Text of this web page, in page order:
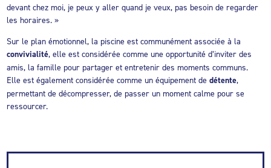
devant chez moi, je peux y aller quand je veux, pas besoin de regarder
les horaires. »
Sur le plan émotionnel, la piscine est communément associée à la
convivialité, elle est considérée comme une opportunité d’inviter des
amis, la famille pour partager et entretenir des moments communs.
Elle est également considérée comme un équipement dedétente,
permettant de décompresser, de passer un moment calme pour se
ressourcer.